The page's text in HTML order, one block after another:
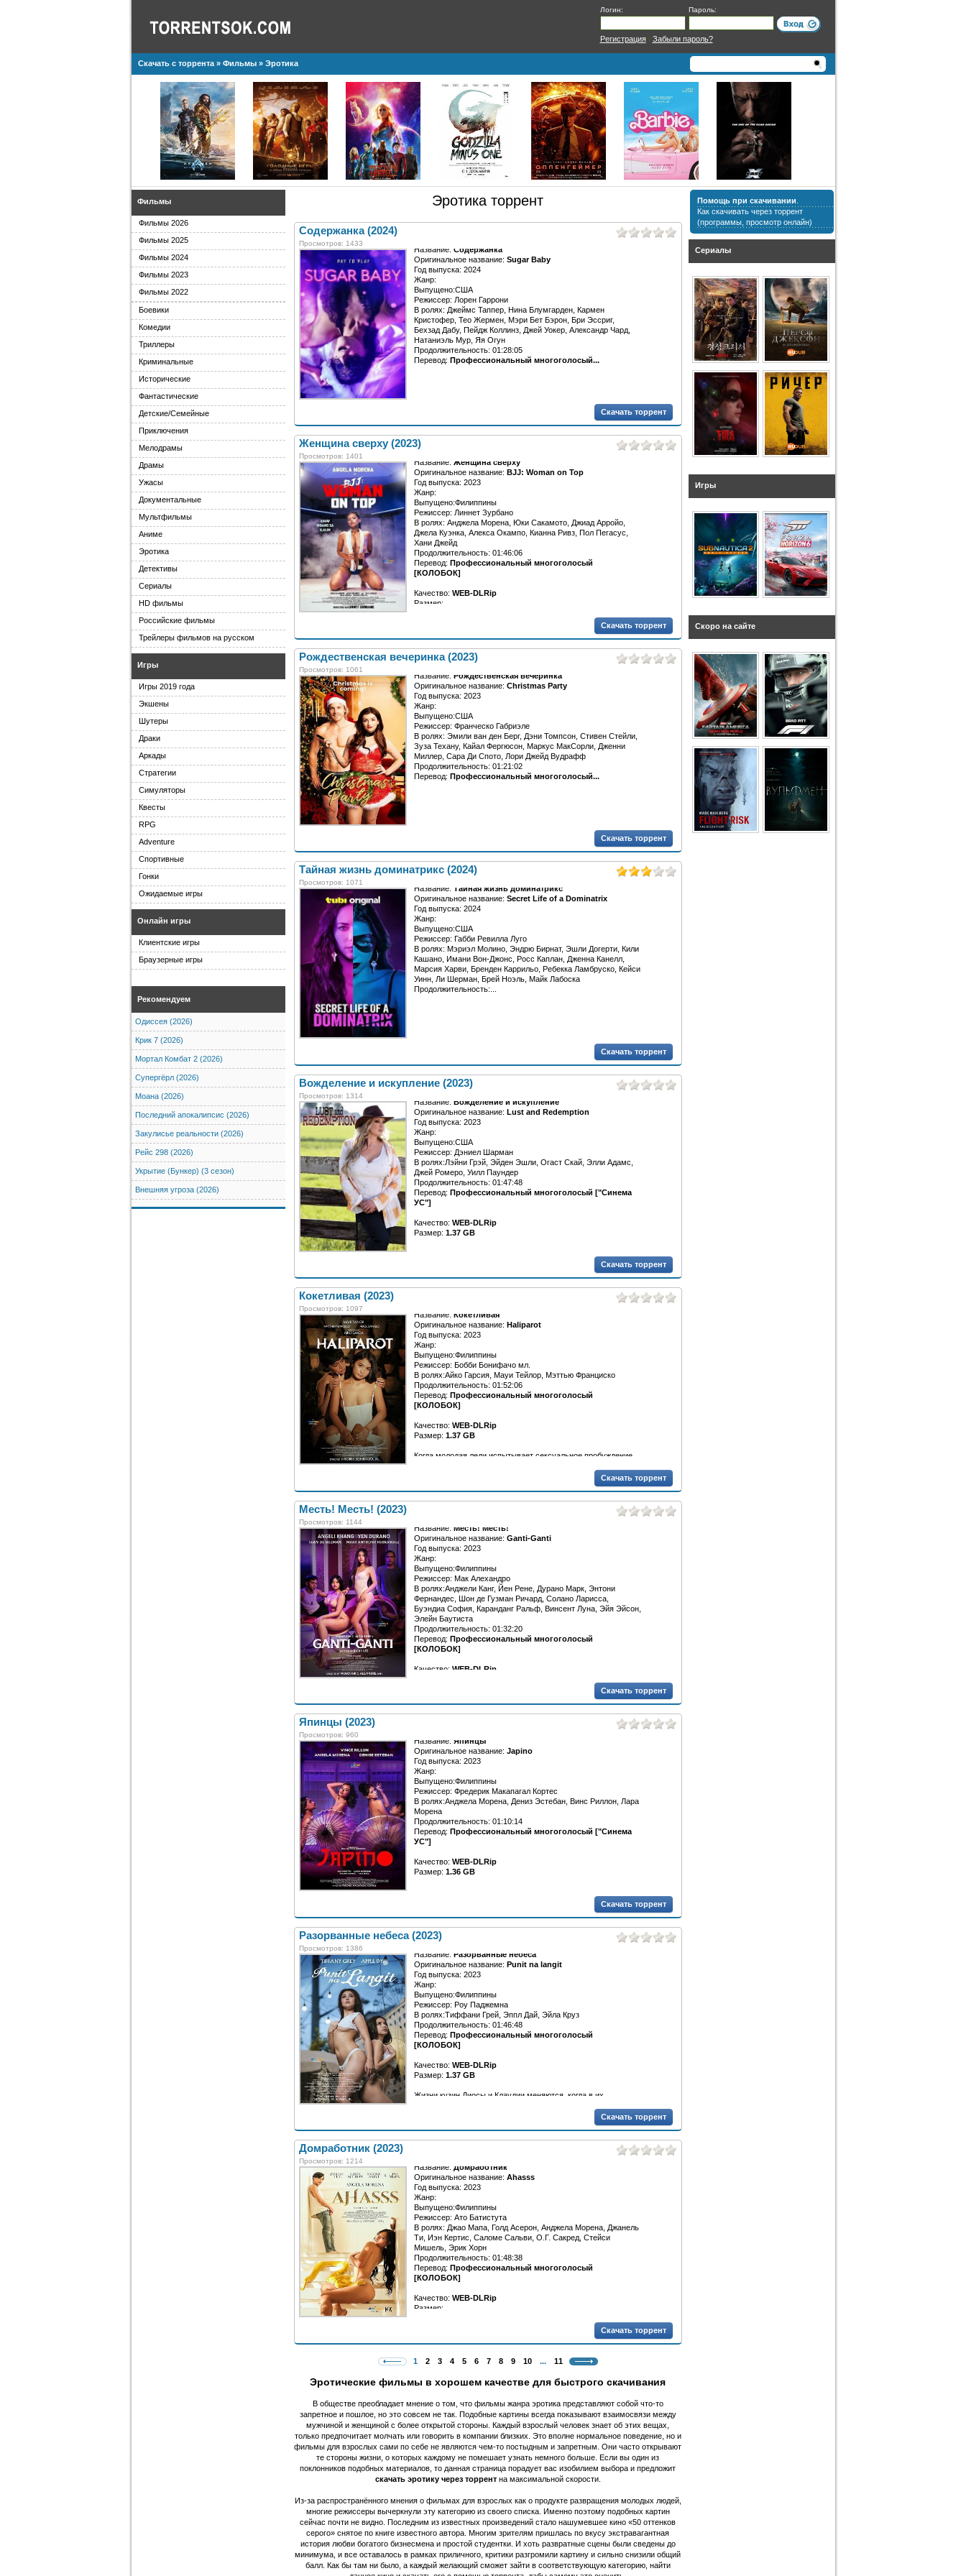
Логин: Пароль:
Регистрация| Забыли пароль?
Скачать с торрента» Фильмы» Эротика
Помощь при скачивании
Как скачивать через торрент
(программы, просмотр онлайн)
Сериалы
Игры
Скоро на сайте
Эротика торрент
Содержанка (2024)
Просмотров: 1433
Название: Содержанка
Оригинальное название: Sugar Baby
Год выпуска: 2024
Жанр:
Выпущено:США
Режиссер: Лорен Гаррони
В ролях: Джеймс Таппер, Нина Блумгарден, Кармен
Кристофер, Тео Жермен, Мэри Бет Бэрон, Бри Эссриг,
Бехзад Дабу, Пейдж Коллинз, Джей Уокер, Александр Чард,
Натаниэль Мур, Яя Огун
Продолжительность: 01:28:05
Перевод: Профессиональный многоголосый...
Скачать торрент
Женщина сверху (2023)
Просмотров: 1401
Название: Женщина сверху
Оригинальное название: BJJ: Woman on Top
Год выпуска: 2023
Жанр:
Выпущено:Филиппины
Режиссер: Линнет Зурбано
В ролях: Анджела Морена, Юки Сакамото, Джиад Арройо,
Джела Куэнка, Алекса Окампо, Кианна Ривз, Пол Пегасус,
Хани Джейд
Продолжительность: 01:46:06
Перевод: Профессиональный многоголосый
[КОЛОБОК]
Качество: WEB-DLRip
Размер:...
Скачать торрент
Рождественская вечеринка (2023)
Просмотров: 1061
Название: Рождественская вечеринка
Оригинальное название: Christmas Party
Год выпуска: 2023
Жанр:
Выпущено:США
Режиссер: Франческо Габриэле
В ролях: Эмили ван ден Берг, Дэни Томпсон, Стивен Стейли,
Зуза Техану, Кайал Фергюсон, Маркус МакСорли, Дженни
Миллер, Сара Ди Спото, Лори Джейд Вудрафф
Продолжительность: 01:21:02
Перевод: Профессиональный многоголосый...
Скачать торрент
Тайная жизнь доминатрикс (2024)
Просмотров: 1071
Название: Тайная жизнь доминатрикс
Оригинальное название: Secret Life of a Dominatrix
Год выпуска: 2024
Жанр:
Выпущено:США
Режиссер: Габби Ревилла Луго
В ролях: Мэриэл Молино, Эндрю Бирнат, Эшли Догерти, Кили
Кашано, Имани Вон-Джонс, Росс Каплан, Дженна Канелл,
Марсия Харви, Бренден Каррильо, Ребекка Ламбруско, Кейси
Уинн, Ли Шерман, Брей Ноэль, Майк Лабоска
Продолжительность:...
Скачать торрент
Вожделение и искупление (2023)
Просмотров: 1314
Название: Вожделение и искупление
Оригинальное название: Lust and Redemption
Год выпуска: 2023
Жанр:
Выпущено:США
Режиссер: Дэниел Шарман
В ролях:Лэйни Грэй, Эйден Эшли, Огаст Скай, Элли Адамс,
Джей Ромеро, Уилл Паундер
Продолжительность: 01:47:48
Перевод: Профессиональный многоголосый ["Синема
УС"]
Качество: WEB-DLRip
Размер: 1.37 GB
Скачать торрент
Кокетливая (2023)
Просмотров: 1097
Название: Кокетливая
Оригинальное название: Haliparot
Год выпуска: 2023
Жанр:
Выпущено:Филиппины
Режиссер: Бобби Бонифачо мл.
В ролях:Айко Гарсия, Мауи Тейлор, Мэттью Франциско
Продолжительность: 01:52:06
Перевод: Профессиональный многоголосый
[КОЛОБОК]
Качество: WEB-DLRip
Размер: 1.37 GB
Когда молодая леди испытывает сексуальное пробуждение,...
Скачать торрент
Месть! Месть! (2023)
Просмотров: 1144
Название: Месть! Месть!
Оригинальное название: Ganti-Ganti
Год выпуска: 2023
Жанр:
Выпущено:Филиппины
Режиссер: Мак Алехандро
В ролях:Анджели Канг, Йен Рене, Дурано Марк, Энтони
Фернандес, Шон де Гузман Ричард, Солано Ларисса,
Буэндиа София, Каранданг Ральф, Винсент Луна, Эйя Эйсон,
Элейн Баутиста
Продолжительность: 01:32:20
Перевод: Профессиональный многоголосый
[КОЛОБОК]
Качество: WEB-DLRip
Четыре жизни переплетаются из-за одной цели - отомстить.
Скачать торрент
Япинцы (2023)
Просмотров: 960
Название: Япинцы
Оригинальное название: Japino
Год выпуска: 2023
Жанр:
Выпущено:Филиппины
Режиссер: Фредерик Макапагал Кортес
В ролях:Анджела Морена, Дениз Эстебан, Винс Риллон, Лара
Морена
Продолжительность: 01:10:14
Перевод: Профессиональный многоголосый ["Синема
УС"]
Качество: WEB-DLRip
Размер: 1.36 GB
Скачать торрент
Разорванные небеса (2023)
Просмотров: 1386
Название: Разорванные небеса
Оригинальное название: Punit na langit
Год выпуска: 2023
Жанр:
Выпущено:Филиппины
Режиссер: Роу Паджемна
В ролях:Тиффани Грей, Эппл Дай, Эйла Круз
Продолжительность: 01:46:48
Перевод: Профессиональный многоголосый
[КОЛОБОК]
Качество: WEB-DLRip
Размер: 1.37 GB
Жизни кузин Диосы и Клаудии меняются, когда в их...
Скачать торрент
Домработник (2023)
Просмотров: 1214
Название: Домработник
Оригинальное название: Ahasss
Год выпуска: 2023
Жанр:
Выпущено:Филиппины
Режиссер: Ато Батистута
В ролях: Джао Мапа, Голд Асерон, Анджела Морена, Джанель
Ти, Иэн Кертис, Саломе Сальви, О.Г. Сакред, Стейси
Мишель, Эрик Хорн
Продолжительность: 01:48:38
Перевод: Профессиональный многоголосый
[КОЛОБОК]
Качество: WEB-DLRip
Размер:...
Скачать торрент
1 2 3 4 5 6 7 8 9 10 ... 11
Эротические фильмы в хорошем качестве для быстрого скачивания
В обществе преобладает мнение о том, что фильмы жанра эротика представляют собой что-то
запретное и пошлое, но это совсем не так. Подобные картины всегда показывают взаимосвязи между
мужчиной и женщиной с более открытой стороны. Каждый взрослый человек знает об этих вещах,
только предпочитает молчать или говорить в компании близких. Это вполне нормальное поведение, но и
фильмы для взрослых сами по себе не являются чем-то постыдным и запретным. Они часто открывают
те стороны жизни, о которых каждому не помешает узнать немного больше. Если вы один из
поклонников подобных материалов, то данная страница порадует вас изобилием выбора и предложит
скачать эротику через торрентна максимальной скорости.
Из-за распространённого мнения о фильмах для взрослых как о продукте развращения молодых людей,
многие режиссеры вычеркнули эту категорию из своего списка. Именно поэтому подобных картин
сейчас почти не видно. Последним из известных произведений стало нашумевшее кино «50 оттенков
серого» снятое по книге известного автора. Многим зрителям пришлась по вкусу экстравагантная
история любви богатого бизнесмена и простой студентки. И хоть развратные сцены были сведены до
минимума, и все оставалось в рамках приличного, критики разгромили картину и сильно снизили общий
балл. Как бы там ни было, а каждый желающий сможет зайти в соответствующую категорию, найти
Фильмы
Фильмы 2026
Фильмы 2025
Фильмы 2024
Фильмы 2023
Фильмы 2022
Боевики
Комедии
Триллеры
Криминальные
Исторические
Фантастические
Детские/Семейные
Приключения
Мелодрамы
Драмы
Ужасы
Документальные
Мультфильмы
Аниме
Эротика
Детективы
Сериалы
HD фильмы
Российские фильмы
Трейлеры фильмов на русском
Игры
Игры 2019 года
Экшены
Шутеры
Драки
Аркады
Стратегии
Симуляторы
Квесты
RPG
Adventure
Спортивные
Гонки
Ожидаемые игры
Онлайн игры
Клиентские игры
Браузерные игры
Рекомендуем
Одиссея (2026)
Крик 7 (2026)
Мортал Комбат 2 (2026)
Супергёрл (2026)
Моана (2026)
Последний апокалипсис (2026)
Закулисье реальности (2026)
Рейс 298 (2026)
Укрытие (Бункер) (3 сезон)
Внешняя угроза (2026)